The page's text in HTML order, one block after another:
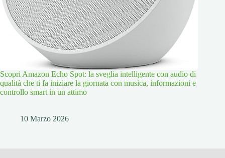
Scopri Amazon Echo Spot: la sveglia intelligente con audio di
qualità che ti fa iniziare la giornata con musica, informazioni e
controllo smart in un attimo
10 Marzo 2026